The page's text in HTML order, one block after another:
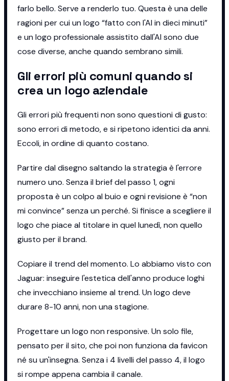
farlo bello. Serve a renderlo tuo. Questa è una delle
ragioni per cui un logo “fatto con l'AI in dieci minuti”
e un logo professionale assistito dall'AI sono due
cose diverse, anche quando sembrano simili.
Gli errori più comuni quando si
crea un logo aziendale
Gli errori più frequenti non sono questioni di gusto:
sono errori di metodo, e si ripetono identici da anni.
Eccoli, in ordine di quanto costano.
Partire dal disegno saltando la strategia è l'errore
numero uno. Senza il brief del passo 1, ogni
proposta è un colpo al buio e ogni revisione è “non
mi convince” senza un perché. Si finisce a scegliere il
logo che piace al titolare in quel lunedì, non quello
giusto per il brand.
Copiare il trend del momento. Lo abbiamo visto con
Jaguar: inseguire l'estetica dell'anno produce loghi
che invecchiano insieme al trend. Un logo deve
durare 8-10 anni, non una stagione.
Progettare un logo non responsive. Un solo file,
pensato per il sito, che poi non funziona da favicon
né su un'insegna. Senza i 4 livelli del passo 4, il logo
si rompe appena cambia il canale.